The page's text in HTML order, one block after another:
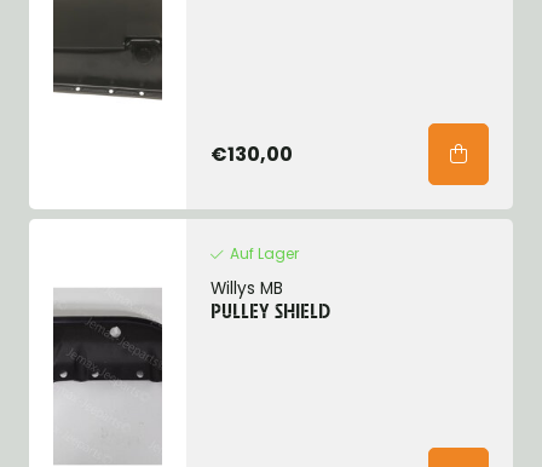
€130,00
Auf Lager
Willys MB
PULLEY SHIELD